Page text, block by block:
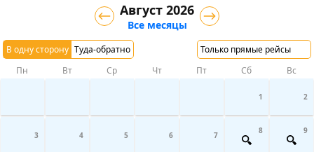
В одну сторону Туда-обратно Только прямые рейсы
Август 2026
Все месяцы
Пн Вт Ср Чт Пт Сб Вс
1 2
3 4 5 6 7 8 9